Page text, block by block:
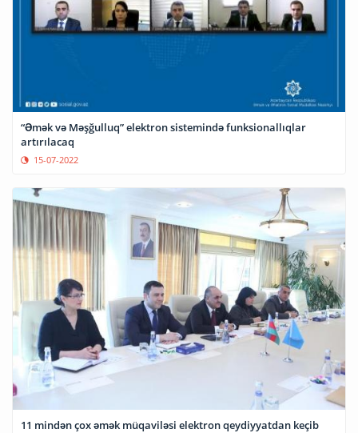
“Əmək və Məşğulluq” elektron sistemində funksionallıqlar
15-07-2022
11 mindən çox əmək müqaviləsi elektron qeydiyyatdan keçib